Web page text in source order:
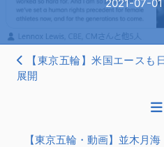
2021-07-
【東京五輪】米国エースも
展開
【東京五輪・動画】並木月